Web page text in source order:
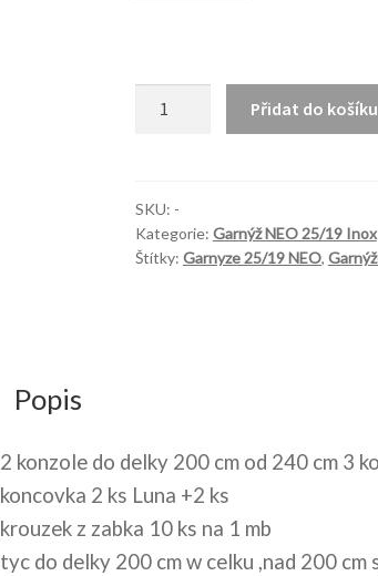
Inox
množství
Přidat do košíku
SKU: -
Kategorie: Garnýž NEO 25/19 Inox
Štítky: Garnyze 25/19 NEO,
Popis
2 konzole do delky 200 cm od 240 cm 3
koncovka 2 ks Luna +2 ks
krouzek z zabka 10 ks na 1 mb
tyc do delky 200 cm w celku ,nad 200 cm